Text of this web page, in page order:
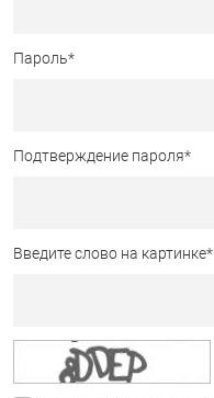
Пароль*
Подтверждение пароля*
Введите слово на картинке*